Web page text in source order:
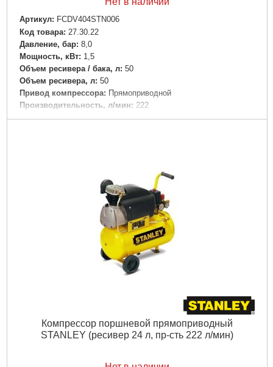
Артикул: FCDV404STN006
Код товара: 27.30.22
Давление, бар: 8,0
Мощность, кВт: 1,5
Объем ресивера / бака, л: 50
Объем ресивера, л: 50
Привод компрессора: Прямоприводной
Производительность, л/мин: 222
Тип компрессора: Поршневой
Компрессор поршневой прямоприводный
STANLEY (ресивер 24 л, пр-сть 222 л/мин)